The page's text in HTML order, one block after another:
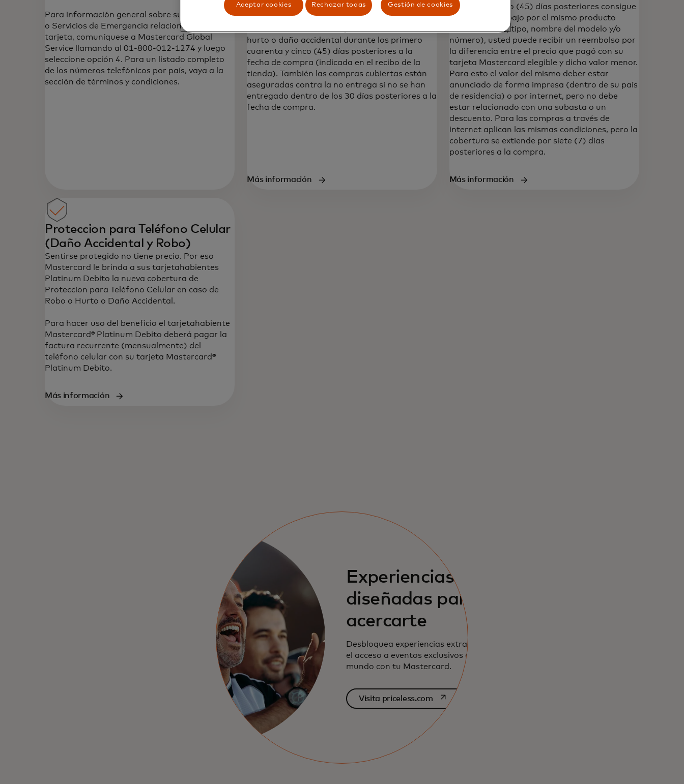
Para información general sobre sus beneficios
o Servicios de Emergencia relacionados a su
tarjeta, comuníquese a Mastercard Global
Service llamando al 01-800-012-1274 y luego
seleccione opción 4. Para un listado completo
de los números telefónicos por país, vaya a la
sección de términos y condiciones.
mayoría de las compras que realice con su
tarjeta Mastercard® Platinum Debito. De esta
hurto o daño accidental durante los primero
cuarenta y cinco (45) días posteriores a la
fecha de compra (indicada en el recibo de la
tienda). También las compras cubiertas están
aseguradas contra la no entrega si no se han
entregado dentro de los 30 días posteriores a la
fecha de compra.
Más información
cuarenta y cinco (45) días posteriores consigue
un precio más bajo por el mismo producto
(misma marca, tipo, nombre del modelo y/o
número), usted puede recibir un reembolso por
la diferencia entre el precio que pagó con su
tarjeta Mastercard elegible y dicho valor menor.
Para esto el valor del mismo deber estar
anunciado de forma impresa (dentro de su país
de residencia) o por internet, pero no debe
estar relacionado con una subasta o un
descuento. Para las compras a través de
internet aplican las mismas condiciones, pero la
cobertura se extiende por siete (7) días
posteriores a la compra.‎
Más información
Proteccion para Teléfono Celular
(Daño Accidental y Robo)‎
Sentirse protegido no tiene precio. Por eso
Mastercard le brinda a sus tarjetahabientes
Platinum Debito la nueva cobertura de
Proteccion para Teléfono Celular en caso de
Robo o Hurto o Daño Accidental.
Para hacer uso del beneficio el tarjetahabiente
Mastercard® Platinum Debito deberá pagar la
factura recurrente (mensualmente) del
teléfono celular con su tarjeta Mastercard®
Platinum Debito.‎
Más información
Experiencias
diseñadas para
acercarte
Desbloquea experiencias extraordinarias y
el acceso a eventos exclusivos en todo el
mundo con tu Mastercard.
Visita priceless.comse abre en una pestaña nueva
Aceptar cookies Rechazar todas Gestión de cookies